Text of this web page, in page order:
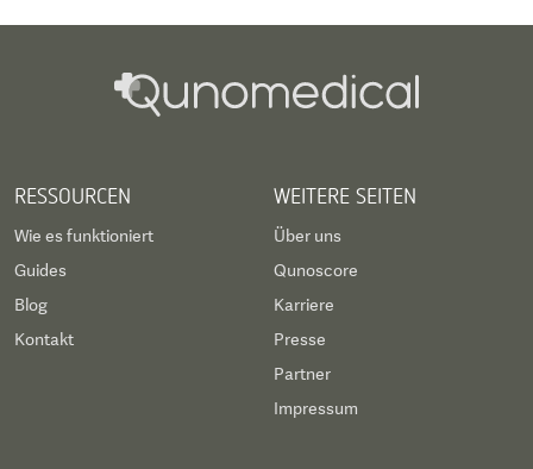
RESSOURCEN
Wie es funktioniert
Guides
Blog
Kontakt
WEITERE SEITEN
Über uns
Qunoscore
Karriere
Presse
Partner
Impressum